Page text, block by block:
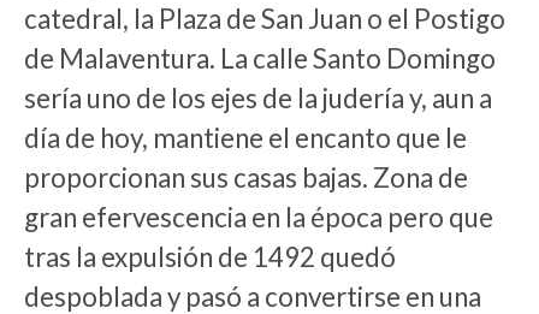
catedral, la Plaza de San Juan o el Postigo
de Malaventura. La calle Santo Domingo
sería uno de los ejes de la judería y, aun a
día de hoy, mantiene el encanto que le
proporcionan sus casas bajas. Zona de
gran efervescencia en la época pero que
tras la expulsión de 1492 quedó
despoblada y pasó a convertirse en una